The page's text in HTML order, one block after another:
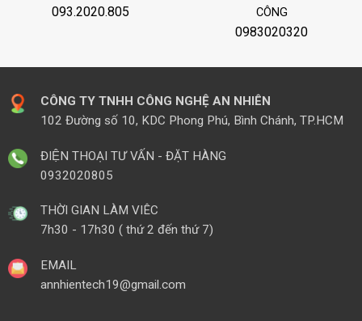
093.2020.805
CÔNG
0983020320
CÔNG TY TNHH CÔNG NGHỆ AN NHIÊN
102 Đường số 10, KDC Phong Phú, Bình Chánh, TP.HCM
ĐIỆN THOẠI TƯ VẤN - ĐẶT HÀNG
0932020805
THỜI GIAN LÀM VIÊC
7h30 - 17h30 ( thứ 2 đến thứ 7)
EMAIL
annhientech19@gmail.com